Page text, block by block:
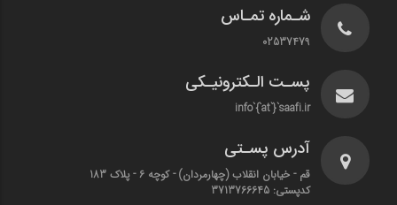
شـماره تمـاس
02537479
پسـت الـکترونیـکی
info`{`at`}`saafi.ir
آدرس پسـتی
قم - خیابان انقلاب (چهارمردان)‌ - کوچه 6 - پلاک 183
کدپستی: 3713766645